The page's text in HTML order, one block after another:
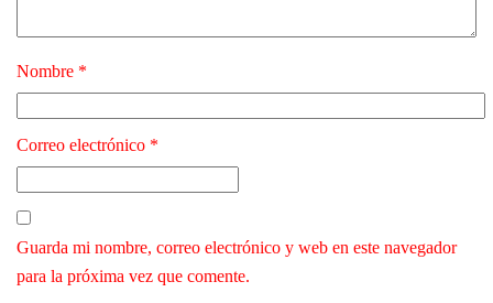
Nombre *
Correo electrónico *
Guarda mi nombre, correo electrónico y web en este navegador
para la próxima vez que comente.